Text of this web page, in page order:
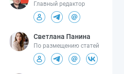
Главный редактор
Светлана Панина
По размещению статей